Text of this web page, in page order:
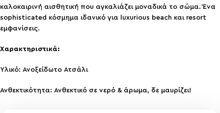
καλοκαιρινή αισθητική που αγκαλιάζει μοναδικά το σώμα. Ένα
sophisticated κόσμημα ιδανικό για luxurious beach και resort
εμφανίσεις.
Χαρακτηριστικά:
Υλικό: Ανοξείδωτο Ατσάλι
Ανθεκτικότητα: Ανθεκτικό σε νερό & άρωμα, δε μαυρίζει!